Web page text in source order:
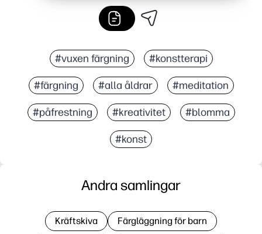
#vuxen färgning #konstterapi
#färgning #alla åldrar #meditation
#påfrestning #kreativitet #blomma
#konst
Andra samlingar
Kräftskiva Färgläggning för barn